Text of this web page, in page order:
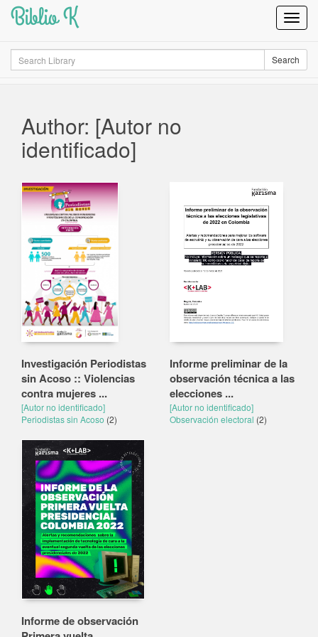
Biblio K
Search Search
Author: [Autor no
identificado]
Investigación Periodistas
sin Acoso :: Violencias
contra mujeres ...
[Autor no identificado]
Periodistas sin Acoso (2)
Informe preliminar de la
observación técnica a las
elecciones ...
[Autor no identificado]
Observación electoral (2)
Informe de observación